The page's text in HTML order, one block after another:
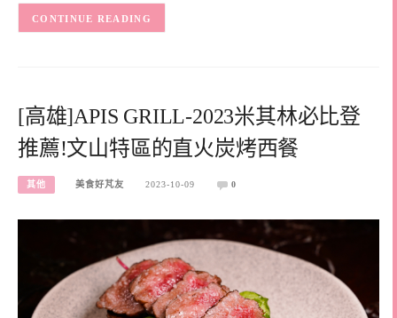
CONTINUE READING
[高雄]APIS GRILL-2023米其林必比登
推薦!文山特區的直火炭烤西餐
其他 美食好芃友 2023-10-09 0